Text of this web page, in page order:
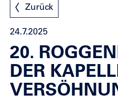
Zurück
24.7.2025
20.
DER